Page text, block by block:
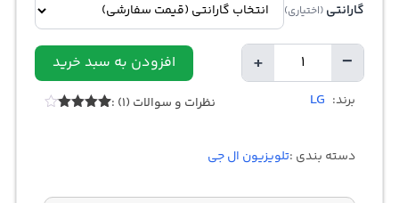
گارانتی (اختیاری)
−
تعداد + افزودن به سبد خرید
برند: LG نظرات و سوالات (1) :
دسته بندی :تلویزیون ال جی